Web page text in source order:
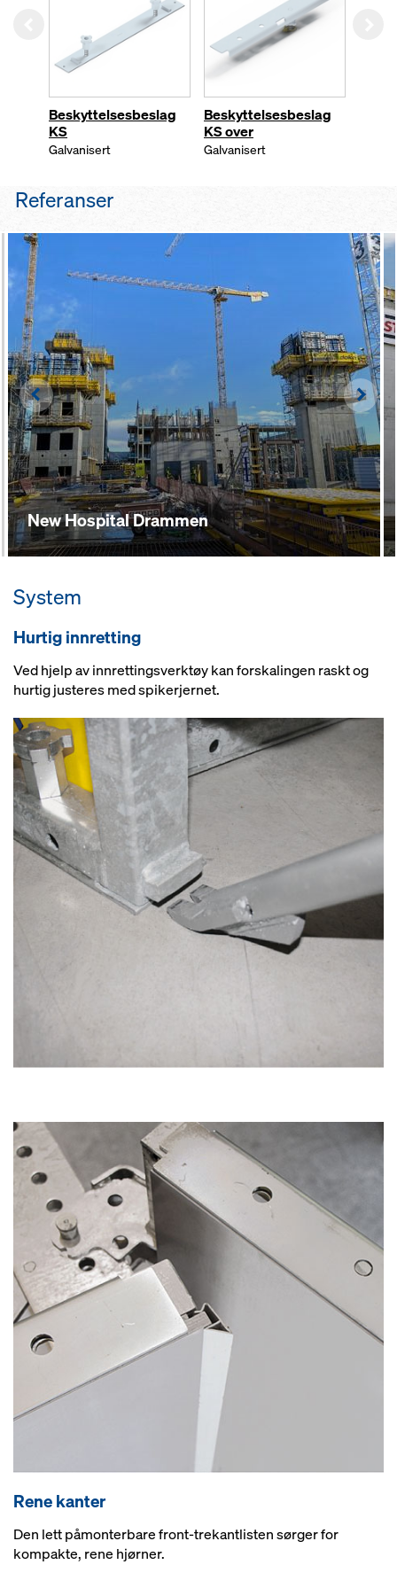
Beskyttelsesbeslag
KS
Galvanisert
Beskyttelsesbeslag
KS over
Galvanisert
Referanser
New Hospital Drammen
Left
System
Hurtig innretting
Ved hjelp av innrettingsverktøy kan forskalingen raskt og
hurtig justeres med spikerjernet.
Rene kanter
Den lett påmonterbare front-trekantlisten sørger for
kompakte, rene hjørner.